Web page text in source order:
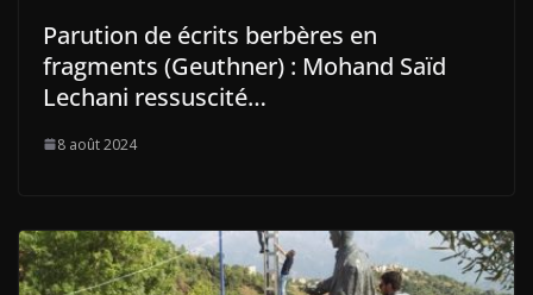
Parution de écrits berbères en
fragments (Geuthner) : Mohand Saïd
Lechani ressuscité…
8 août 2024